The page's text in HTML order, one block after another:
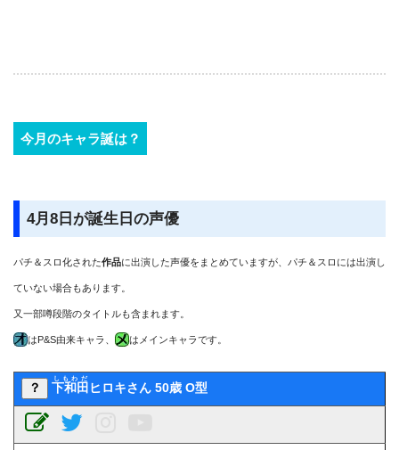
今月のキャラ誕は？
4月8日が誕生日の声優
パチ＆スロ化された作品に出演した声優をまとめていますが、パチ＆スロには出演し
ていない場合もあります。
又一部噂段階のタイトルも含まれます。
はP&S由来キャラ、 はメインキャラです。
？ 下和田
しもわだ
ヒロキさん 50歳 O型